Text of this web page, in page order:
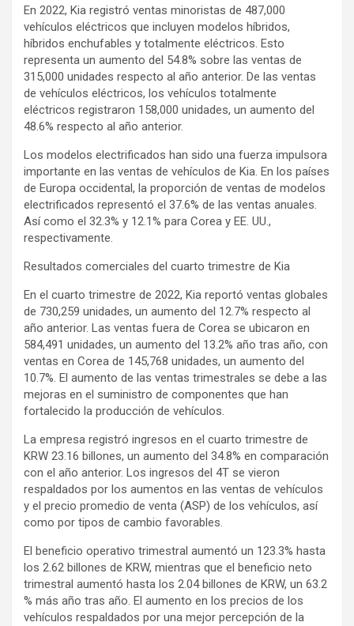
En 2022, Kia registró ventas minoristas de 487,000
vehículos eléctricos que incluyen modelos híbridos,
híbridos enchufables y totalmente eléctricos. Esto
representa un aumento del 54.8% sobre las ventas de
315,000 unidades respecto al año anterior. De las ventas
de vehículos eléctricos, los vehículos totalmente
eléctricos registraron 158,000 unidades, un aumento del
48.6% respecto al año anterior.
Los modelos electrificados han sido una fuerza impulsora
importante en las ventas de vehículos de Kia. En los países
de Europa occidental, la proporción de ventas de modelos
electrificados representó el 37.6% de las ventas anuales.
Así como el 32.3% y 12.1% para Corea y EE. UU.,
respectivamente.
Resultados comerciales del cuarto trimestre de Kia
En el cuarto trimestre de 2022, Kia reportó ventas globales
de 730,259 unidades, un aumento del 12.7% respecto al
año anterior. Las ventas fuera de Corea se ubicaron en
584,491 unidades, un aumento del 13.2% año tras año, con
ventas en Corea de 145,768 unidades, un aumento del
10.7%. El aumento de las ventas trimestrales se debe a las
mejoras en el suministro de componentes que han
fortalecido la producción de vehículos.
La empresa registró ingresos en el cuarto trimestre de
KRW 23.16 billones, un aumento del 34.8% en comparación
con el año anterior. Los ingresos del 4T se vieron
respaldados por los aumentos en las ventas de vehículos
y el precio promedio de venta (ASP) de los vehículos, así
como por tipos de cambio favorables.
El beneficio operativo trimestral aumentó un 123.3% hasta
los 2.62 billones de KRW, mientras que el beneficio neto
trimestral aumentó hasta los 2.04 billones de KRW, un 63.2
% más año tras año. El aumento en los precios de los
vehículos respaldados por una mejor percepción de la